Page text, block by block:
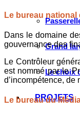
Grand
Le choix
PROJETS
Le bureau national
Dans le domaine
gouvernance des
Le Contrôleur
est nommé par le
d’incompétence, de
Le bureau du